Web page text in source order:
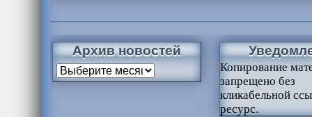
Архив новостей
Копирование
запрещено без
кликабельной
ресурс.